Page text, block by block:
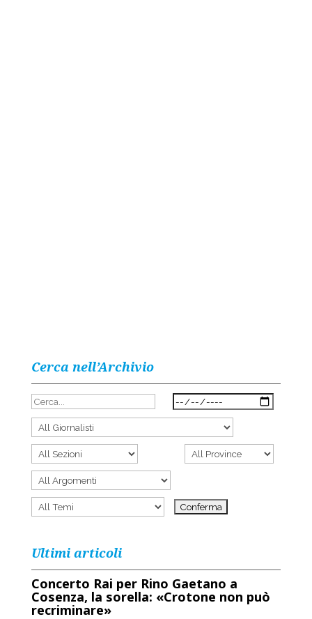
Cerca nell’Archivio
Ultimi articoli
Concerto Rai per Rino Gaetano a
Cosenza, la sorella: «Crotone non può
recriminare»